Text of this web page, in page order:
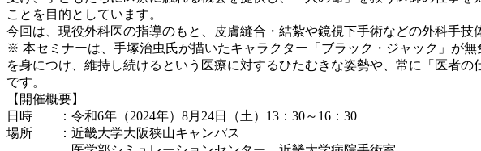
ことを目的としています。
今回は、現役外科医の指導のもと、皮膚縫合・結紮や鏡視下手術などの外科手
※ 本セミナーは、手塚治虫氏が描いたキャラクター「ブラック・ジャック」が
を身につけ、維持し続けるという医療に対するひたむきな姿勢や、常に「医者
です。
【開催概要】
日時 ：令和6年（2024年）8月24日（土）13：30～16：30
場所 ：近畿大学大阪狭山キャンパス